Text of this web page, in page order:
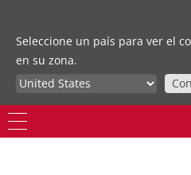
Seleccione un país para ver el
en su zona.